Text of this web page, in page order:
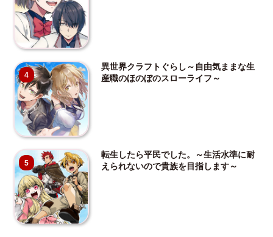
4
異世界クラフトぐらし～自由気ままな生
産職のほのぼのスローライフ～
5
転生したら平民でした。～生活水準に耐
えられないので貴族を目指します～